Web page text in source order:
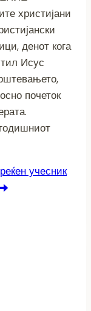
христијани
денот кога
Исус
почеток
учесник